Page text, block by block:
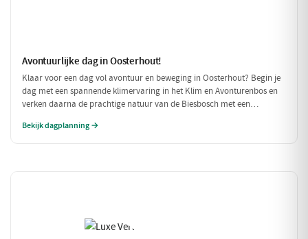
Avontuurlijke dag in Oosterhout!
Klaar voor een dag vol avontuur en beweging in Oosterhout? Begin je
dag met een spannende klimervaring in het Klim en Avonturenbos en
verken daarna de prachtige natuur van de Biesbosch met een
Natuurpoortcafé BOS & Co, waar je energie krijgt voor de volgende
Bekijk dagplanning →